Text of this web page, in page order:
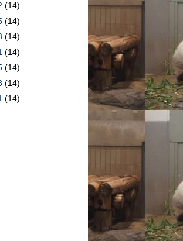
(14)
(14)
(14)
(14)
(14)
(14)
(14)